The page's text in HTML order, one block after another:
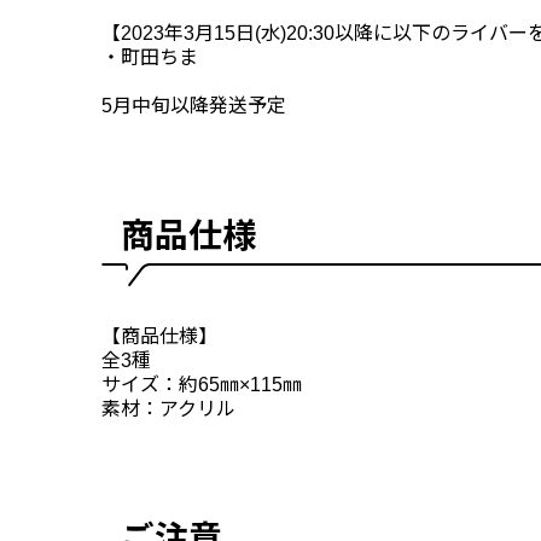
【2023年3月15日(水)20:30以降に以下のライバー
・町田ちま
5月中旬以降発送予定
商品仕様
【商品仕様】
全3種
サイズ：約65㎜×115㎜
素材：アクリル